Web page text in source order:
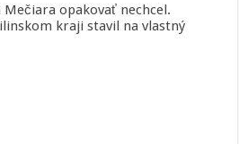
Mečiara opakovať nechcel.
kraji stavil na vlastný